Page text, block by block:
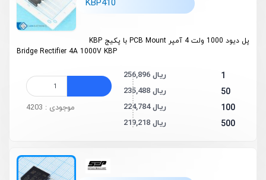
KBP410
پل دیود 1000 ولت 4 آمپر PCB Mount با پکیج KBP
Bridge Rectifier 4A 1000V KBP
1 256,896 ریال
50 235,488 ریال
100 224,784 ریال
500 219,218 ریال
موجودی : 4203